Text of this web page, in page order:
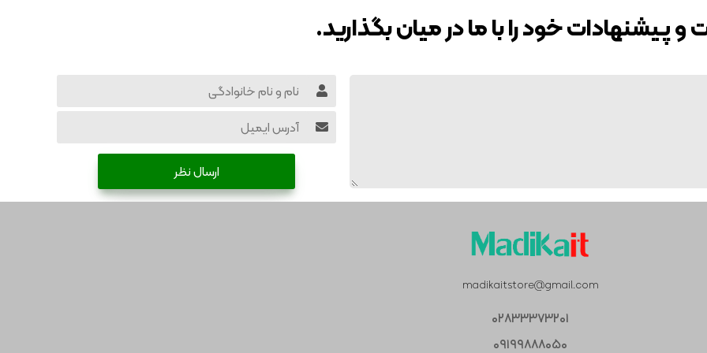
و پیشنهادات خود را با ما در میان بگذارید.
ارسال نظر
madikaitstore@gmail.com
۰۲۸۳۳۳۷۳۲۰۱
۰۹۱۹۹۸۸۸۰۵۰